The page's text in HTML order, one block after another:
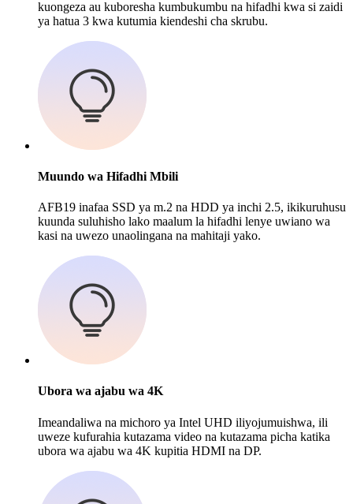
kuongeza au kuboresha kumbukumbu na hifadhi kwa si zaidi
ya hatua 3 kwa kutumia kiendeshi cha skrubu.
Muundo wa Hifadhi Mbili
AFB19 inafaa SSD ya m.2 na HDD ya inchi 2.5, ikikuruhusu
kuunda suluhisho lako maalum la hifadhi lenye uwiano wa
kasi na uwezo unaolingana na mahitaji yako.
Ubora wa ajabu wa 4K
Imeandaliwa na michoro ya Intel UHD iliyojumuishwa, ili
uweze kufurahia kutazama video na kutazama picha katika
ubora wa ajabu wa 4K kupitia HDMI na DP.